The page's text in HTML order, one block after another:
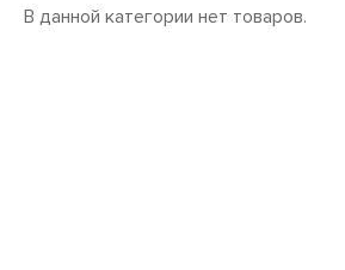
В данной категории нет товаров.